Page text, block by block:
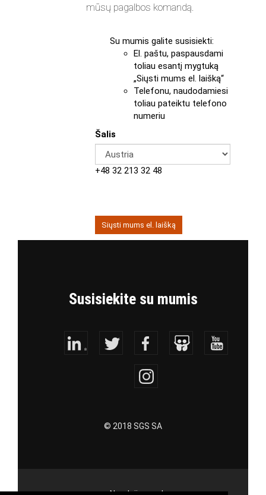
mūsų pagalbos komandą.
Su mumis galite susisiekti:
El. paštu, paspausdami
toliau esantį mygtuką
„Siųsti mums el. laišką“
Telefonu, naudodamiesi
toliau pateiktu telefono
numeriu
Šalis
+48 32 213 32 48
Siųsti mums el. laišką
Susisiekite su mumis
© 2018 SGS SA